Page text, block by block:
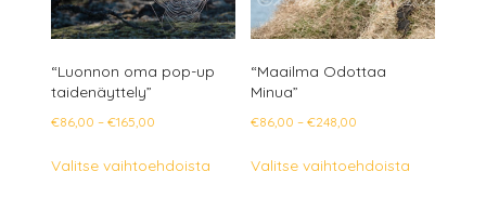
“Luonnon oma pop-up
taidenäyttely”
€86,00 – €165,00
-
Valitse vaihtoehdoista tuotteella
“Maailma Odottaa
Minua”
€86,00 – €248,00
-
Valitse vaihtoehdoista